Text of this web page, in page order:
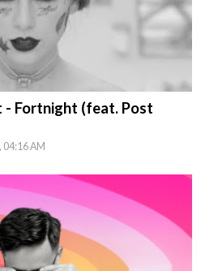
- Fortnight (feat. Post
04:16 AM